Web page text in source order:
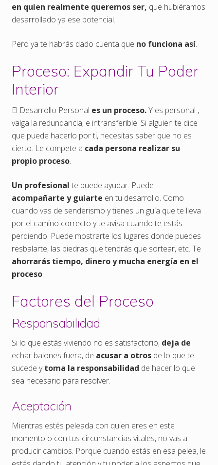
en quien realmente queremos ser, que hubiéramos
desarrollado ya ese potencial.
Pero ya te habrás dado cuenta que no funciona así.
Proceso: Expandir Tu Poder
Interior
El Desarrollo Personal es un proceso.Y es personal ,
valga la redundancia, e intransferible. Si alguien te dice
que puede hacerlo por ti, necesitas saber que no es
cierto. Le compete a cada persona realizar su
propio proceso.
Un profesional te puede ayudar. Puede
acompañarte y guiarte en tu desarrollo. Como
cuando vas de senderismo y tienes un guía que te lleva
por el camino correcto y te avisa cuando te estás
perdiendo. Puede mostrarte los lugares donde puedes
resbalarte, las piedras que tendrás que sortear, etc. Te
ahorrarás tiempo, dinero y mucha energía en el
proceso.
Factores del Proceso
Responsabilidad
Si lo que estás viviendo no es satisfactorio, deja de
echar balones fuera, de acusar a otros de lo que te
sucede ytoma la responsabilidad de hacer lo que
sea necesario para resolver.
Aceptación
Mientras estés peleada con quien eres en este
momento o con tus circunstancias vitales, no vas a
producir cambios. Porque cuando estás en esa pelea, le